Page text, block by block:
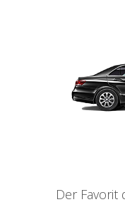
Der Favorit